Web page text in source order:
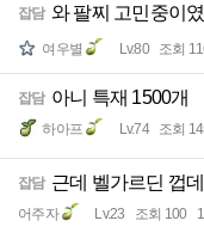
잡담 와 팔찌 고민중이
여우별 Lv.80 조회
잡담 아니 특재 1500개
하아프 Lv.74 조회
잡담 근데 벨가르딘 껍
어주자 Lv.23 조회 100